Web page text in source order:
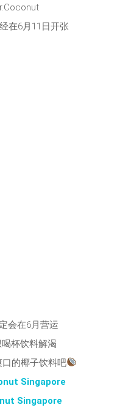
在6月11日开张
会在6月营运
杯饮料解渴
的椰子饮料吧
Singapore
Singapore